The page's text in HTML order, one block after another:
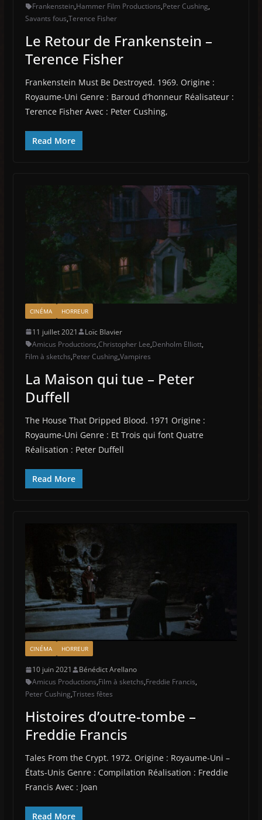
Frankenstein,Hammer Film Productions,Peter Cushing,
Savants fous,Terence Fisher
Le Retour de Frankenstein –
Terence Fisher
Frankenstein Must Be Destroyed. 1969. Origine :
Royaume-Uni Genre : Baroud d’honneur Réalisateur :
Terence Fisher Avec : Peter Cushing,
Read More
CINÉMA HORREUR
11 juillet 2021
Loïc Blavier
Amicus Productions,Christopher Lee,Denholm Elliott,
Film à sketchs,Peter Cushing,Vampires
La Maison qui tue – Peter
Duffell
The House That Dripped Blood. 1971 Origine :
Royaume-Uni Genre : Et Trois qui font Quatre
Réalisation : Peter Duffell
Read More
CINÉMA HORREUR
10 juin 2021
Bénédict Arellano
Amicus Productions,Film à sketchs,Freddie Francis,
Peter Cushing,Tristes fêtes
Histoires d’outre-tombe –
Freddie Francis
Tales From the Crypt. 1972. Origine : Royaume-Uni –
États-Unis Genre : Compilation Réalisation : Freddie
Francis Avec : Joan
Read More